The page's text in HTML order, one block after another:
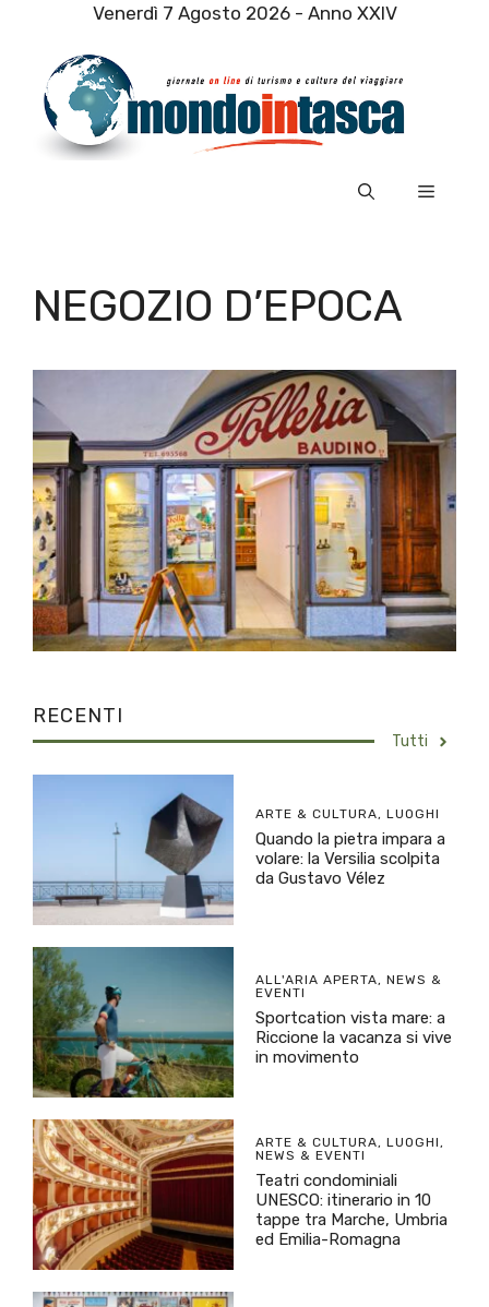
contenuto
Venerdì 7 Agosto 2026 - Anno XXIV
Menu
NEGOZIO D’EPOCA
RECENTI
Tutti
ARTE & CULTURA, LUOGHI
Quando la pietra impara a
volare: la Versilia scolpita
da Gustavo Vélez
ALL'ARIA APERTA, NEWS &
EVENTI
Sportcation vista mare: a
Riccione la vacanza si vive
in movimento
ARTE & CULTURA, LUOGHI,
NEWS & EVENTI
Teatri condominiali
UNESCO: itinerario in 10
tappe tra Marche, Umbria
ed Emilia-Romagna